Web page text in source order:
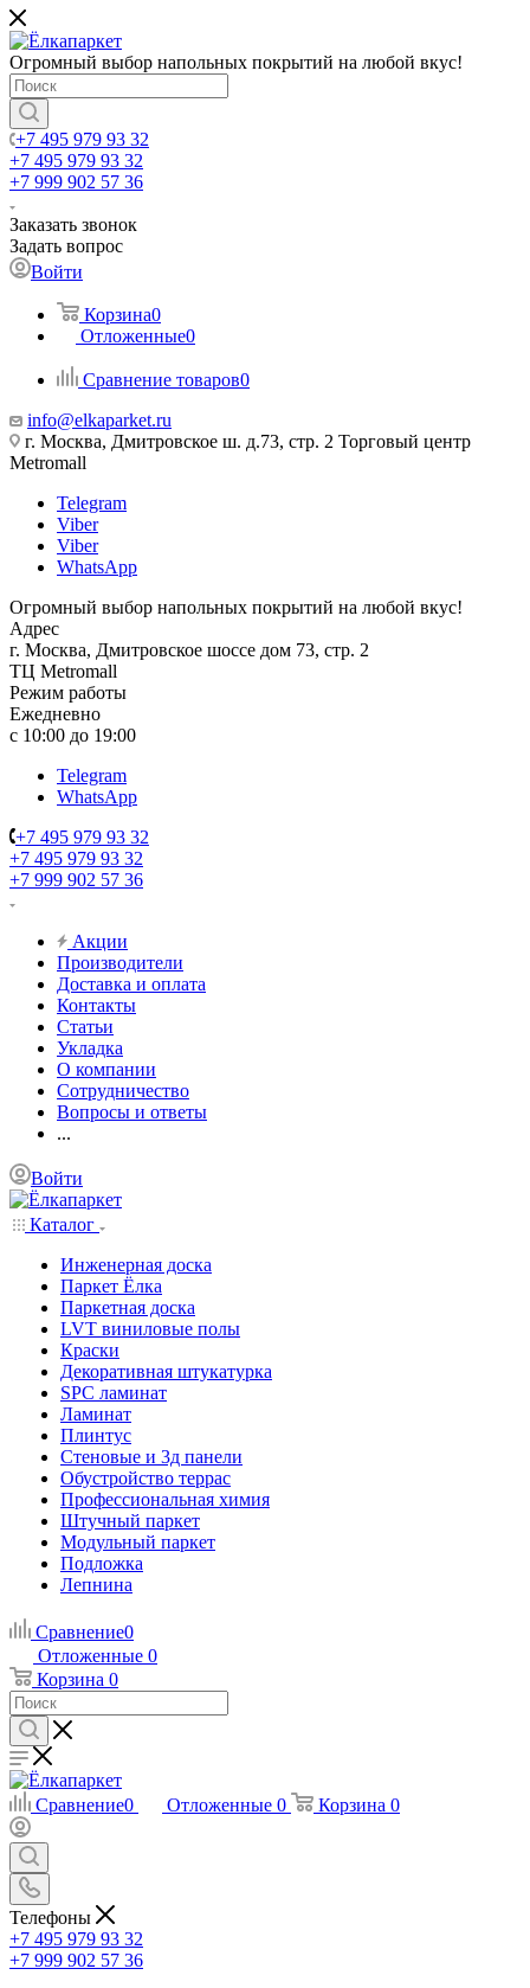
Огромный выбор напольных покрытий на любой вкус!
+7 495 979 93 32
+7 495 979 93 32
+7 999 902 57 36
Заказать звонок
Задать вопрос
Войти
Корзина0
Отложенные0
Сравнение товаров0
info@elkaparket.ru
г. Москва, Дмитровское ш. д.73, стр. 2 Торговый центр
Metromall
Telegram
Viber
Viber
WhatsApp
Огромный выбор напольных покрытий на любой вкус!
Адрес
г. Москва, Дмитровское шоссе дом 73, стр. 2
ТЦ Metromall
Режим работы
Ежедневно
с 10:00 до 19:00
Telegram
WhatsApp
+7 495 979 93 32
+7 495 979 93 32
+7 999 902 57 36
Акции
Производители
Доставка и оплата
Контакты
Статьи
Укладка
О компании
Сотрудничество
Вопросы и ответы
...
Войти
Каталог
Инженерная доска
Паркет Ёлка
Паркетная доска
LVT виниловые полы
Краски
Декоративная штукатурка
SPC ламинат
Ламинат
Плинтус
Стеновые и 3д панели
Обустройство террас
Профессиональная химия
Штучный паркет
Модульный паркет
Подложка
Лепнина
Сравнение0
Отложенные 0
Корзина 0
Сравнение0 Отложенные 0 Корзина 0
Телефоны
+7 495 979 93 32
+7 999 902 57 36